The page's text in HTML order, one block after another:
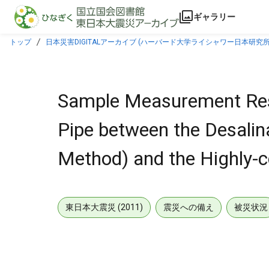
本文に飛ぶ
ギャラリー
トップ 日本災害DIGITALアーカイブ (ハーバード大学ライシャワー日本研究
Sample Measurement
Pipe between the
Method) and the Highly-
東日本大震災 (2011) 震災への備え 被災状況